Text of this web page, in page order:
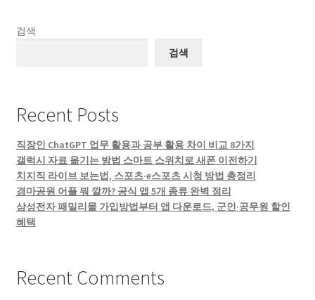
검색
검색
Recent Posts
직장인 ChatGPT 업무 활용과 공부 활용 차이 비교 8가지
갤럭시 자료 옮기는 방법 스마트 스위치로 새폰 이전하기
치지직 라이브 보는법, 스포츠·e스포츠 시청 방법 총정리
경마공원 어플 뭐 깔까? 공식 앱 5개 종류 완벽 정리
삼성전자 패밀리몰 가입방법부터 앱 다운로드, 군인·공무원 할인
혜택
Recent Comments